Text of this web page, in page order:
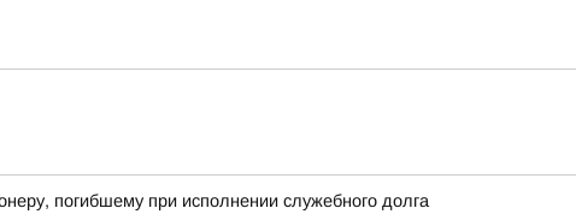
погибшему при исполнении служебного долга